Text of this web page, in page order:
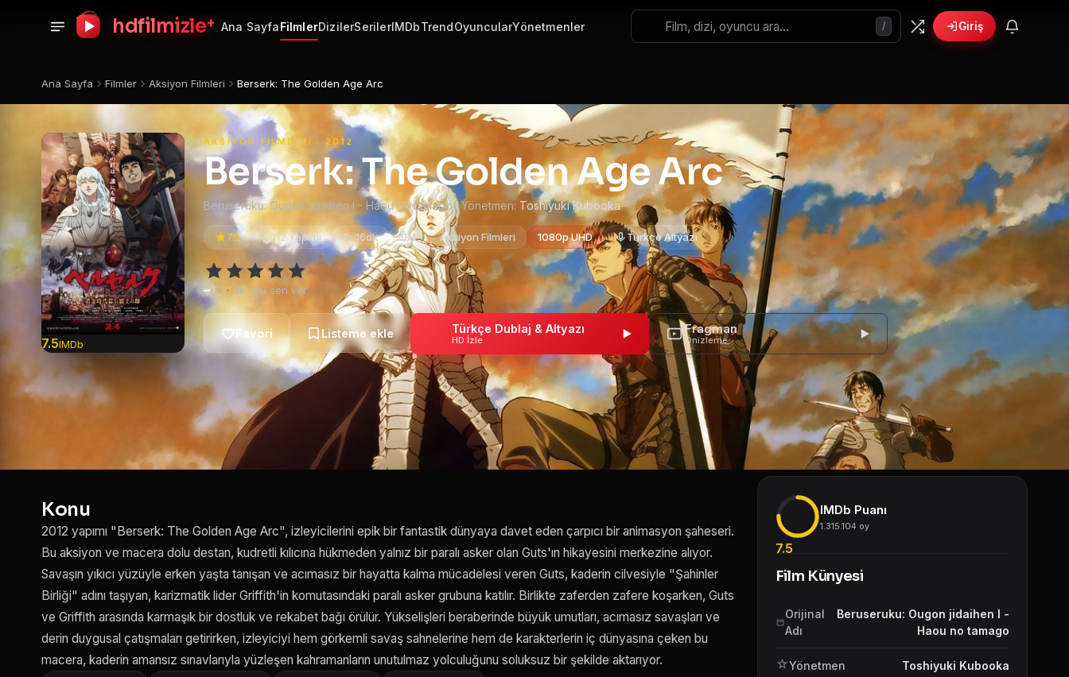
hdfilmizle+ Ana SayfaFilmlerDizilerSerilerIMDbTrendOyuncularYönetmenler / Giriş
Ana Sayfa Filmler Aksiyon Filmleri Berserk: The Golden Age Arc
7.5IMDb
AKSIYON FILMLERI · 2012
Berserk: The Golden Age Arc
Beruseruku: Ougon jidaihen I - Haou no tamago · Yönetmen: Toshiyuki Kubooka
7.5 2012 Yapımı 1s 16dk 13+ Aksiyon Filmleri 1080p UHD Türkçe Altyazı
–/ 5 · İlk oyu sen ver
Türkçe Dublaj & Altyazı
HD İzle
Fragman
Önizleme
Konu
2012 yapımı "Berserk: The Golden Age Arc", izleyicilerini epik bir fantastik dünyaya davet eden çarpıcı bir animasyon şaheseri.
Bu aksiyon ve macera dolu destan, kudretli kılıcına hükmeden yalnız bir paralı asker olan Guts'ın hikayesini merkezine alıyor.
Savaşın yıkıcı yüzüyle erken yaşta tanışan ve acımasız bir hayatta kalma mücadelesi veren Guts, kaderin cilvesiyle "Şahinler
Birliği" adını taşıyan, karizmatik lider Griffith'in komutasındaki paralı asker grubuna katılır. Birlikte zaferden zafere koşarken, Guts
ve Griffith arasında karmaşık bir dostluk ve rekabet bağı örülür. Yükselişleri beraberinde büyük umutları, acımasız savaşları ve
derin duygusal çatışmaları getirirken, izleyiciyi hem görkemli savaş sahnelerine hem de karakterlerin iç dünyasına çeken bu
macera, kaderin amansız sınavlarıyla yüzleşen kahramanların unutulmaz yolculuğunu soluksuz bir şekilde aktarıyor.
7.5
IMDb Puanı
1.315.104 oy
Film Künyesi
Orijinal
Adı
Beruseruku: Ougon jidaihen I -
Haou no tamago
Yönetmen Toshiyuki Kubooka